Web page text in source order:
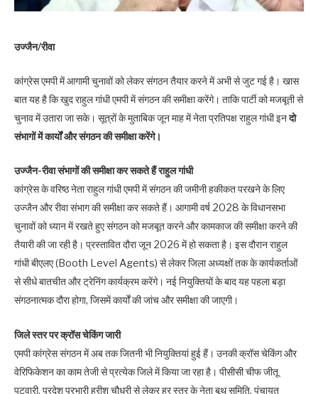
उज्जैन/रीवा
कांग्रेस एमपी में आगामी चुनावों को लेकर संगठन तैयार करने में अभी से जुट गई है। खास
बात यह है कि खुद राहुल गांधी एमपी में संगठन की समीक्षा करेंगे। ताकि पार्टी को मजबूती से
चुनाव में उतारा जा सके। सूत्रों के मुताबिक जून माह में नेता प्रतिपक्ष राहुल गांधी इनदो
संभागों में कार्यों और संगठन की समीक्षा करेंगे।
उज्जैन-रीवा संभागों की समीक्षा कर सकते हैं राहुल गांधी
कांग्रेस के वरिष्ठ नेता राहुल गांधी एमपी में संगठन की जमीनी हकीकत परखने के लिए
उज्जैन और रीवा संभाग की समीक्षा कर सकते हैं। आगामी वर्ष 2028 के विधानसभा
चुनावों को ध्यान में रखते हुए संगठन को मजबूत करने और कामकाज की समीक्षा करने की
तैयारी की जा रही है। प्रस्तावित दौरा जून 2026 में हो सकता है। इस दौरान राहुल
गांधी बीएलए (Booth Level Agents) से लेकर जिला अध्यक्षों तक के कार्यकर्ताओं
से सीधे बातचीत और ट्रेनिंग कार्यक्रम करेंगे। नई नियुक्तियों के बाद यह पहला बड़ा
संगठनात्मक दौरा होगा, जिसमें कार्यों की जांच और समीक्षा की जाएगी।
जिले स्तर पर क्रॉस चेकिंग जारी
एमपी कांग्रेस संगठन में अब तक जितनी भी नियुक्तियां हुई हैं। उनकी क्रॉस चेकिंग और
वेरिफिकेशन का काम तेजी से प्रत्येक जिले में किया जा रहा है। पीसीसी चीफ जीतू
पटवारी, प्रदेश प्रभारी हरीश चौधरी से लेकर हर स्तर के नेता बूथ समिति, पंचायत